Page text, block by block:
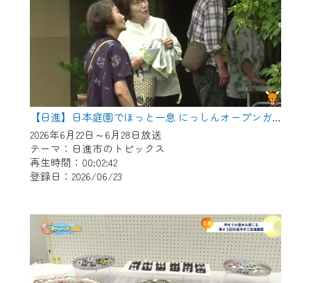
【日進】日本庭園でほっと一息 にっしんオープンガーデン
2026年6月22日～6月28日放送
テーマ：日進市のトピックス
再生時間：00:02:42
登録日：2026/06/23
ご不便をおかけいたしますが、ご了承の程
よろしくお願いいたします。